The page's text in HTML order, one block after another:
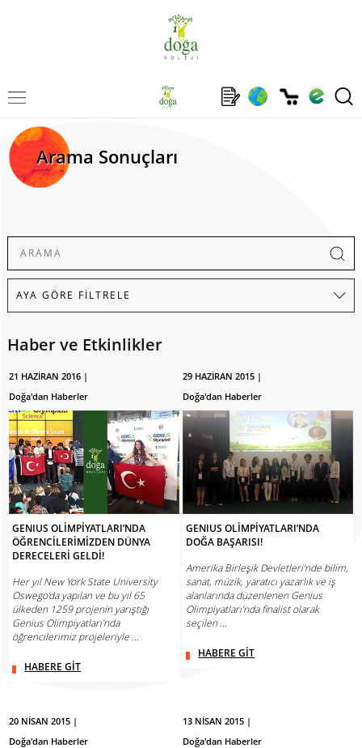
Arama Sonuçları
Haber ve Etkinlikler
21 HAZİRAN 2016 |
Doğa'dan Haberler
GENIUS OLİMPİYATLARI’NDA
ÖĞRENCİLERİMİZDEN DÜNYA
DERECELERİ GELDİ!
Her yıl New York State University
Oswego’da yapılan ve bu yıl 65
ülkeden 1259 projenin yarıştığı
Genius Olimpiyatları’nda
öğrencilerimiz projeleriyle ...
HABERE GİT
29 HAZİRAN 2015 |
Doğa'dan Haberler
GENIUS OLİMPİYATLARI’NDA
DOĞA BAŞARISI!
Amerika Birleşik Devletleri’nde bilim,
sanat, müzik, yaratıcı yazarlık ve iş
alanlarında düzenlenen Genius
Olimpiyatları’nda finalist olarak
seçilen ...
HABERE GİT
20 NİSAN 2015 |
Doğa'dan Haberler
13 NİSAN 2015 |
Doğa'dan Haberler